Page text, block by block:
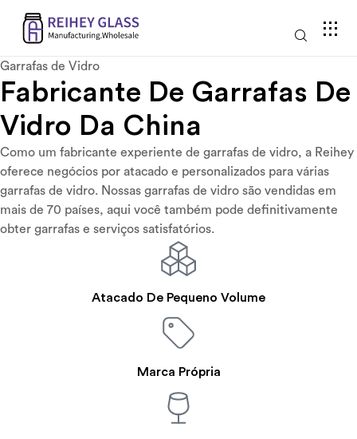
Garrafas de Vidro
Fabricante De Garrafas De
Vidro Da China
Como um fabricante experiente de garrafas de vidro, a Reihey
oferece negócios por atacado e personalizados para várias
garrafas de vidro. Nossas garrafas de vidro são vendidas em
mais de 70 países, aqui você também pode definitivamente
obter garrafas e serviços satisfatórios.
Atacado De Pequeno Volume
Marca Própria